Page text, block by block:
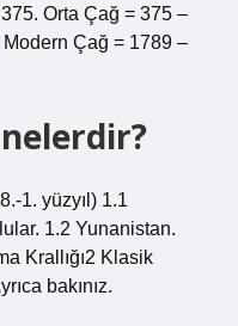
Orta Çağ = 375 –
Çağ = 1789 –
1. yüzyıl) 1.1
1.2 Yunanistan.
Krallığı2 Klasik
bakınız.